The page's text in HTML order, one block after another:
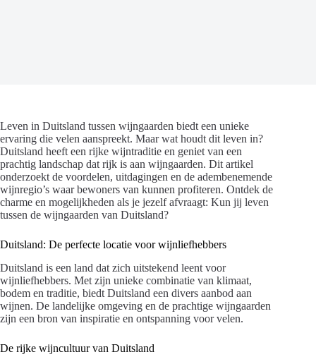
Leven in Duitsland tussen wijngaarden biedt een unieke
ervaring die velen aanspreekt. Maar wat houdt dit leven in?
Duitsland heeft een rijke wijntraditie en geniet van een
prachtig landschap dat rijk is aan wijngaarden. Dit artikel
onderzoekt de voordelen, uitdagingen en de adembenemende
wijnregio’s waar bewoners van kunnen profiteren. Ontdek de
charme en mogelijkheden als je jezelf afvraagt: Kun jij leven
tussen de wijngaarden van Duitsland?
Duitsland: De perfecte locatie voor wijnliefhebbers
Duitsland is een land dat zich uitstekend leent voor
wijnliefhebbers. Met zijn unieke combinatie van klimaat,
bodem en traditie, biedt Duitsland een divers aanbod aan
wijnen. De landelijke omgeving en de prachtige wijngaarden
zijn een bron van inspiratie en ontspanning voor velen.
De rijke wijncultuur van Duitsland